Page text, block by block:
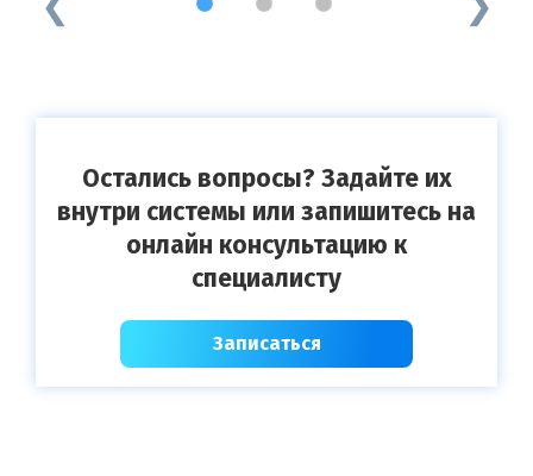
Остались вопросы? Задайте их
внутри системы или запишитесь на
онлайн консультацию к
специалисту
Записаться